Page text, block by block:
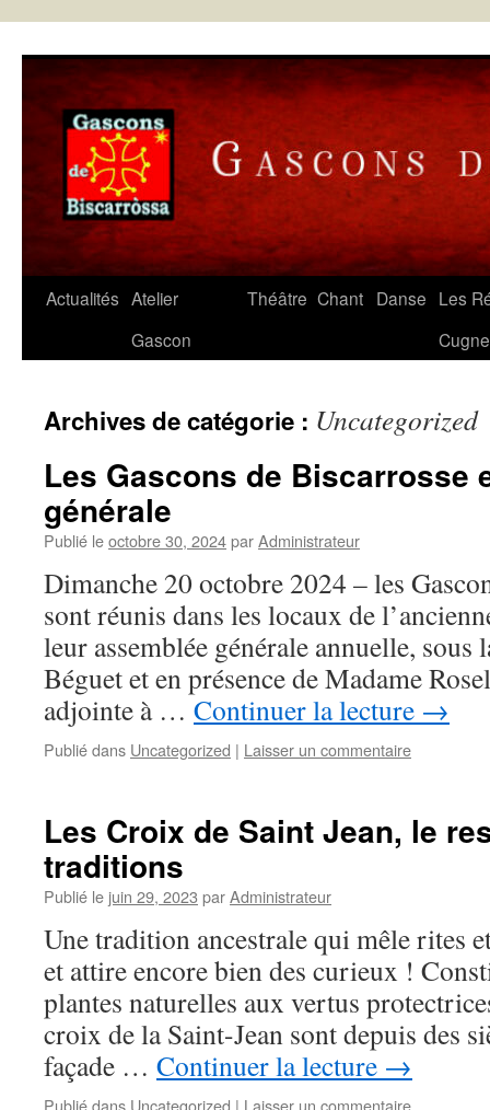
Actualités Atelier
Gascon
Théâtre Chant Danse Les
Archives de catégorie : Uncategorized
Les Gascons de Biscarrosse
générale
Publié leoctobre 30, 2024parAdministrateur
Dimanche 20 octobre 2024 – les
sont réunis dans les locaux de
leur assemblée générale annuelle, sous
Béguet et en présence de Madame
adjointe à … Continuer la lecture →
Publié dans Uncategorized | Laisser un commentaire
Les Croix de Saint Jean, le
traditions
Publié le juin 29, 2023 parAdministrateur
Une tradition ancestrale qui mêle rites
et attire encore bien des curieux !
plantes naturelles aux vertus
croix de la Saint-Jean sont depuis des
façade … Continuer la lecture →
Publié dans Uncategorized | Laisser un commentaire